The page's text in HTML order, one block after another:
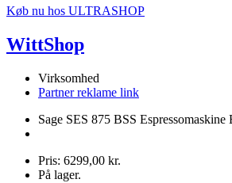
Køb nu hos ULTRASHOP
WittShop
Virksomhed
Partner reklame link
Sage SES 875 BSS
Pris: 6299,00 kr.
På lager.